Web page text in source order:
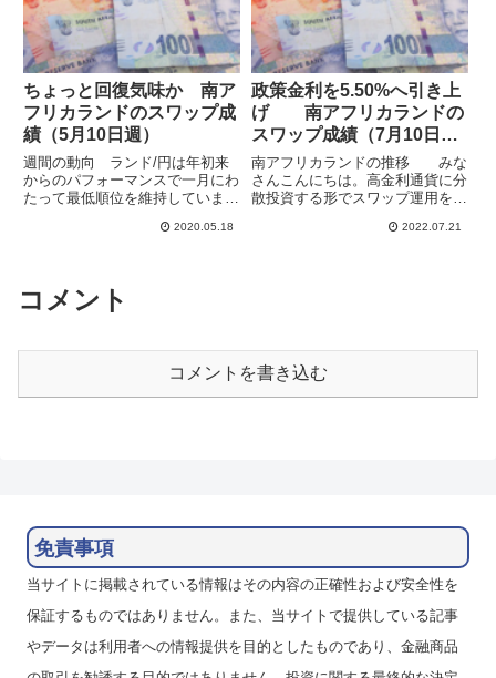
ちょっと回復気味か 南ア
フリカランドのスワップ成
績（5月10日週）
週間の動向 ランド/円は年初来
からのパフォーマンスで一月にわ
たって最低順位を維持していま
の低下もあり、今後どうするか考
など少しいじっています。先々週
の...
2020.05.18
政策金利を5.50%へ引き上
げ 南アフリカランドの
スワップ成績（7月10日
週）
南アフリカランドの推移 みな
さんこんにちは。高金利通貨に分
散投資する形でスワップ運用を行
は政策金利の引き上げペースが比
2022.07.21
コメント
コメントを書き込む
免責事項
当サイトに掲載されている情報はその内容の正確性および安全性を
保証するものではありません。また、当サイトで提供している記事
やデータは利用者への情報提供を目的としたものであり、金融商品